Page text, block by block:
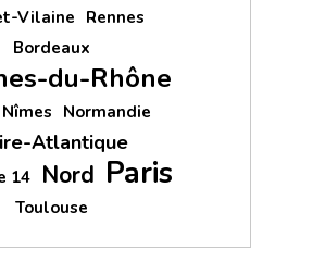
Vilaine Rennes
Bordeaux
du-Rhône
Nîmes Normandie
Atlantique
14 Nord Paris
Toulouse